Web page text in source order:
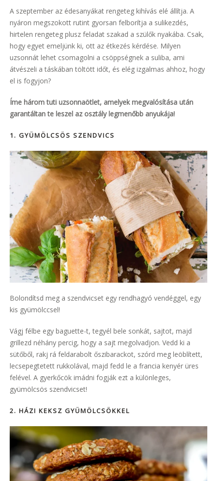
A szeptember az édesanyákat rengeteg kihívás elé állítja. A
nyáron megszokott rutint gyorsan felborítja a sulikezdés,
hirtelen rengeteg plusz feladat szakad a szülők nyakába. Csak,
hogy egyet emeljünk ki, ott az étkezés kérdése. Milyen
uzsonnát lehet csomagolni a csöppségnek a suliba, ami
átvészeli a táskában töltött időt, és elég izgalmas ahhoz, hogy
el is fogyjon?
Íme három tuti uzsonnaötlet, amelyek megvalósítása után
garantáltan te leszel az osztály legmenőbb anyukája!
1. GYÜMÖLCSÖS SZENDVICS
Bolondítsd meg a szendvicset egy rendhagyó vendéggel, egy
kis gyümölccsel!
Vágj félbe egy baguette-t, tegyél bele sonkát, sajtot, majd
grillezd néhány percig, hogy a sajt megolvadjon. Vedd ki a
sütőből, rakj rá feldarabolt őszibarackot, szórd meg leöblített,
lecsepegtetett rukkolával, majd fedd le a francia kenyér üres
felével. A gyerkőcök imádni fogják ezt a különleges,
gyümölcsös szendvicset!
2. HÁZI KEKSZ GYÜMÖLCSÖKKEL